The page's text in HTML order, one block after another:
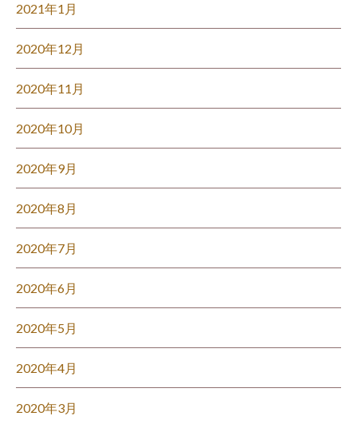
2021年1月
2020年12月
2020年11月
2020年10月
2020年9月
2020年8月
2020年7月
2020年6月
2020年5月
2020年4月
2020年3月